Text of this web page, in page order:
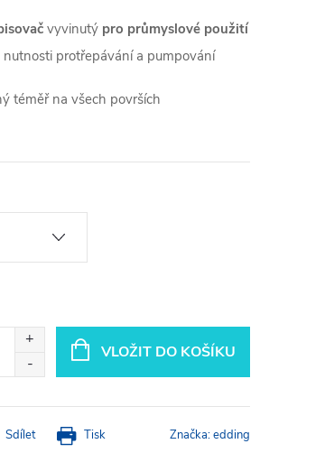
vyvinutý pro průmyslové použití
nutnosti protřepávání a pumpování
téměř na všech površích
VLOŽIT DO KOŠÍKU
Tisk
Sdílet Značka:edding